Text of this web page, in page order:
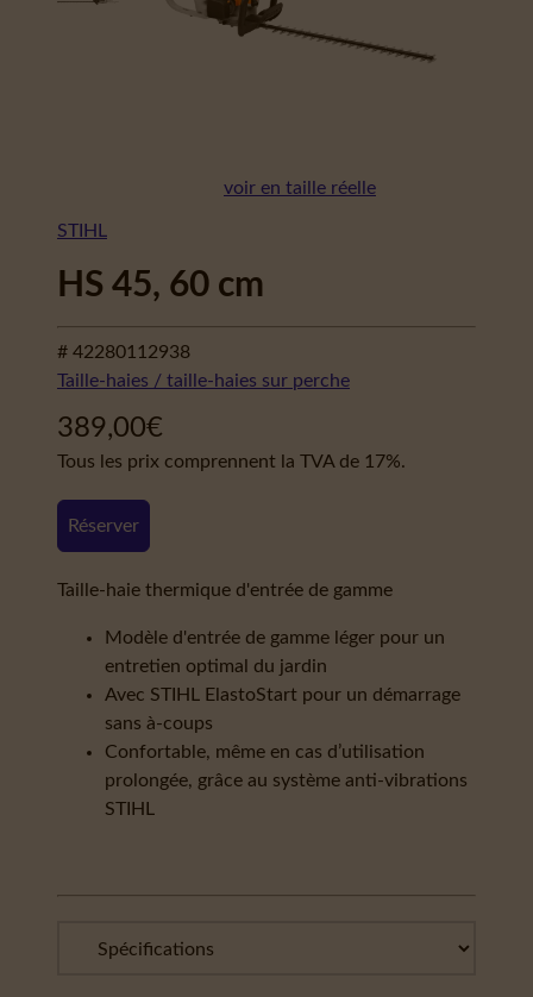
voir en taille réelle
STIHL
HS 45, 60 cm
# 42280112938
Taille-haies / taille-haies sur perche
389,00€
Tous les prix comprennent la TVA de 17%.
Réserver
Taille-haie thermique d'entrée de gamme
Modèle d'entrée de gamme léger pour un
entretien optimal du jardin
Avec STIHL ElastoStart pour un démarrage
sans à-coups
Confortable, même en cas d’utilisation
prolongée, grâce au système anti-vibrations
STIHL